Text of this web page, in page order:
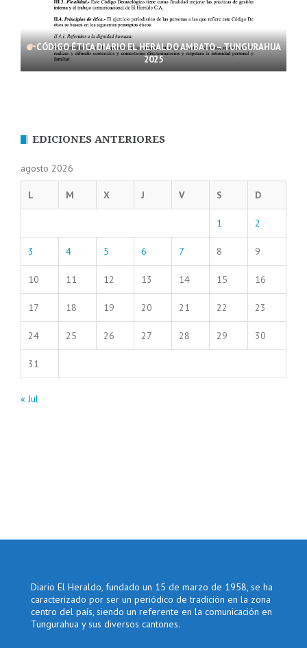
CÓDIGO ÉTICA DIARIO EL HERALDO AMBATO – TUNGURAHUA
2025
EDICIONES ANTERIORES
agosto 2026
L M X J V S D
1 2
3 4 5 6 7 8 9
10 11 12 13 14 15 16
17 18 19 20 21 22 23
24 25 26 27 28 29 30
31
« Jul
Diario El Heraldo, fundado un 15 de marzo de 1958, se ha
caracterizado por ser un periódico de tradición en la zona
centro del país, siendo un referente en la comunicación en
Tungurahua y sus diversos cantones.